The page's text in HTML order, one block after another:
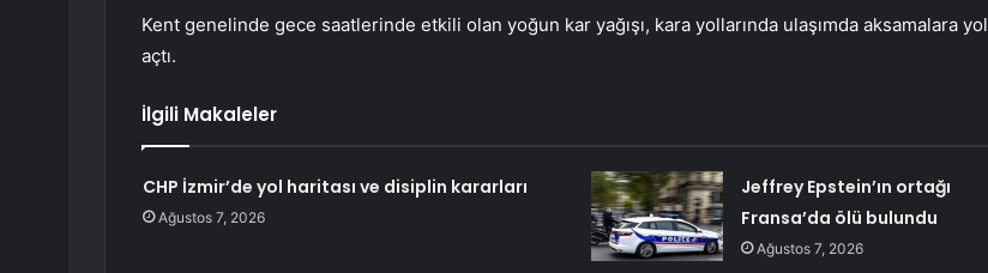
Kent genelinde gece saatlerinde etkili olan yoğun kar yağışı, kara yollarında ulaşımda aksamalara yol
açtı.
İlgili Makaleler
CHP İzmir’de yol haritası ve disiplin kararları
Ağustos 7, 2026
Jeffrey Epstein’ın ortağı
Fransa’da ölü bulundu
Ağustos 7, 2026